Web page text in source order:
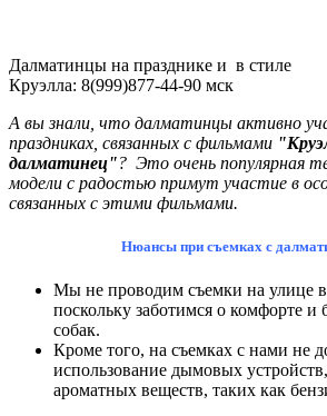
Далматинцы на празднике и в стиле
Круэлла: 8(999)877-44-90 мск
А вы знали, что далматинцы активно
праздниках, связанных с фильмами
далматинец"? Это очень популярная
модели с радостью примут участие в
связанных с этими фильмами.
Нюансы при съемках с
Мы не проводим съемки на улице
поскольку заботимся о комфорте и
собак.
Кроме того, на съемках с нами не
использование дымовых
ароматных веществ, таких как